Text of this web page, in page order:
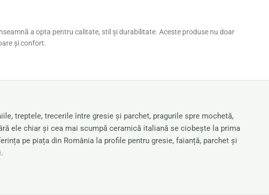
a opta pentru calitate, stil și durabilitate. Aceste produse nu doar
și confort.
treptele, trecerile între gresie și parchet, pragurile spre mochetă,
ele chiar și cea mai scumpă ceramică italiană se ciobește la prima
pe piața din România la profile pentru gresie, faianță, parchet și